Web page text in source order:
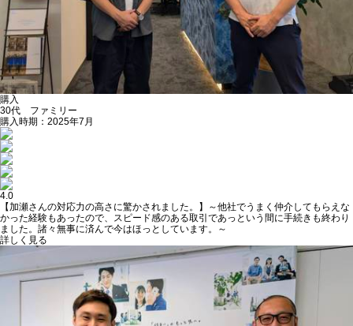
購入
30代 ファミリー
購入時期：2025年7月
4.0
【加瀬さんの対応力の高さに驚かされました。】～他社でうまく仲介してもらえな
かった経験もあったので、スピード感のある取引であっという間に手続きも終わり
ました。諸々無事に済んで今はほっとしています。～
詳しく見る